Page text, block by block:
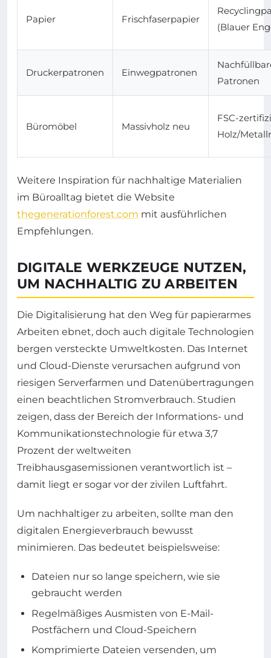
Papier Frischfaserpapier
(Blauer
Druckerpatronen Einwegpatronen
Patronen
Büromöbel Massivholz neu
FSC-
Holz/
Weitere Inspiration für nachhaltige Materialien
im Büroalltag bietet die Website
thegenerationforest.com mit ausführlichen
Empfehlungen.
DIGITALE WERKZEUGE NUTZEN,
UM NACHHALTIG ZU ARBEITEN
Die Digitalisierung hat den Weg für papierarmes
Arbeiten ebnet, doch auch digitale Technologien
bergen versteckte Umweltkosten. Das Internet
und Cloud-Dienste verursachen aufgrund von
riesigen Serverfarmen und Datenübertragungen
einen beachtlichen Stromverbrauch. Studien
zeigen, dass der Bereich der Informations- und
Kommunikationstechnologie für etwa 3,7
Prozent der weltweiten
Treibhausgasemissionen verantwortlich ist –
damit liegt er sogar vor der zivilen Luftfahrt.
Um nachhaltiger zu arbeiten, sollte man den
digitalen Energieverbrauch bewusst
minimieren. Das bedeutet beispielsweise:
Dateien nur so lange speichern, wie sie
gebraucht werden
Regelmäßiges Ausmisten von E-Mail-
Postfächern und Cloud-Speichern
Komprimierte Dateien versenden, um